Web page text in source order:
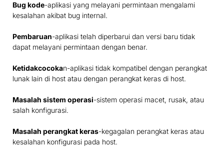
Bug kode-aplikasi yang melayani permintaan mengalami
kesalahan akibat bug internal.
Pembaruan-aplikasi telah diperbarui dan versi baru tidak
dapat melayani permintaan dengan benar.
Ketidakcocokan-aplikasi tidak kompatibel dengan perangkat
lunak lain di host atau dengan perangkat keras di host.
Masalah sistem operasi-sistem operasi macet, rusak, atau
salah konfigurasi.
Masalah perangkat keras-kegagalan perangkat keras atau
kesalahan konfigurasi pada host.